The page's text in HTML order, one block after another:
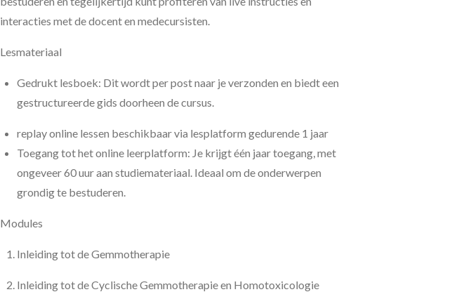
interacties met de docent en medecursisten.
Lesmateriaal
Gedrukt lesboek: Dit wordt per post naar je verzonden en biedt een
gestructureerde gids doorheen de cursus.
replay online lessen beschikbaar via lesplatform gedurende 1 jaar
Toegang tot het online leerplatform: Je krijgt één jaar toegang, met
ongeveer 60 uur aan studiemateriaal. Ideaal om de onderwerpen
grondig te bestuderen.
Modules
Inleiding tot de Gemmotherapie
Inleiding tot de Cyclische Gemmotherapie en Homotoxicologie